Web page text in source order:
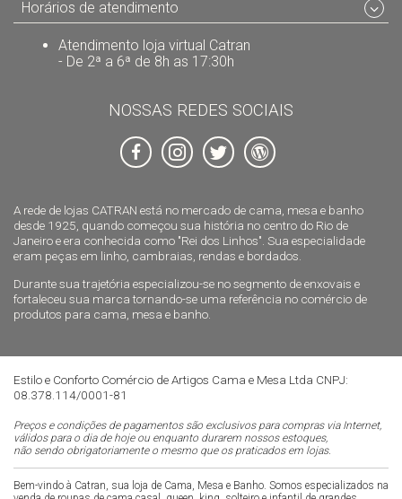
A rede de lojas CATRAN está no mercado de cama, mesa e banho
desde 1925, quando começou sua história no centro do Rio de
Janeiro e era conhecida como "Rei dos Linhos". Sua especialidade
eram peças em linho, cambraias, rendas e bordados.
Durante sua trajetória especializou-se no segmento de enxovais e
fortaleceu sua marca tornando-se uma referência no comércio de
produtos para cama, mesa e banho.
Horários de atendimento
Atendimento loja virtual Catran
- De 2ª a 6ª de 8h as 17:30h
NOSSAS REDES SOCIAIS
Estilo e Conforto Comércio de Artigos Cama e Mesa Ltda CNPJ:
08.378.114/0001-81
Preços e condições de pagamentos são exclusivos para compras via Internet,
válidos para o dia de hoje ou enquanto durarem nossos estoques,
não sendo obrigatoriamente o mesmo que os praticados em lojas.
Bem-vindo à Catran, sua loja de Cama, Mesa e Banho. Somos especializados na